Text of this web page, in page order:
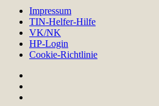
Impressum
TIN-Helfer-Hilfe
VK/NK
HP-Login
Cookie-Richtlinie